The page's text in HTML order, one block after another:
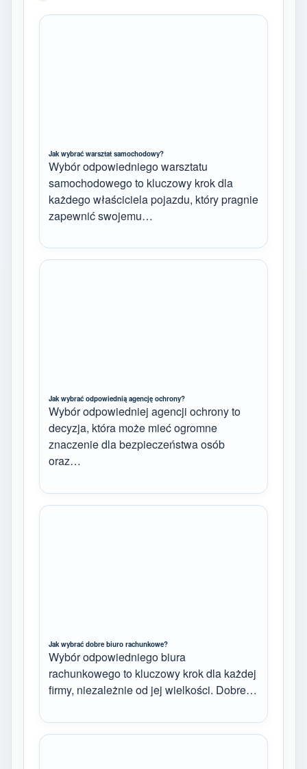
Jak wybrać warsztat samochodowy?
Wybór odpowiedniego warsztatu
samochodowego to kluczowy krok dla
każdego właściciela pojazdu, który pragnie
zapewnić swojemu…
Jak wybrać odpowiednią agencję ochrony?
Wybór odpowiedniej agencji ochrony to
decyzja, która może mieć ogromne
znaczenie dla bezpieczeństwa osób
oraz…
Jak wybrać dobre biuro rachunkowe?
Wybór odpowiedniego biura
rachunkowego to kluczowy krok dla każdej
firmy, niezależnie od jej wielkości. Dobre…